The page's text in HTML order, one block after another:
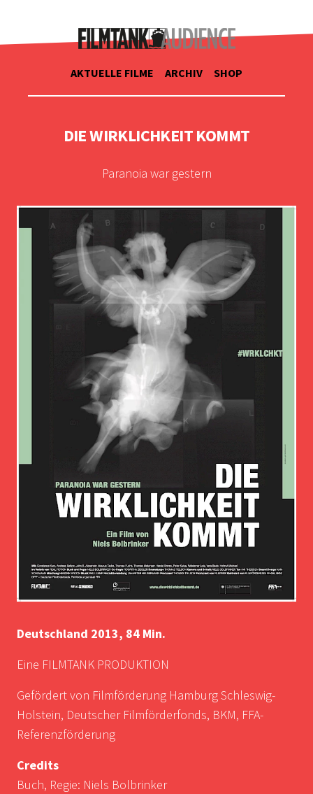
AKTUELLE FILME ARCHIV SHOP
DIE WIRKLICHKEIT KOMMT
Paranoia war gestern
Deutschland 2013, 84 Min.
Eine FILMTANK PRODUKTION
Gefördert von Filmförderung Hamburg Schleswig-
Holstein, Deutscher Filmförderfonds, BKM, FFA-
Referenzförderung
Credits
Buch, Regie: Niels Bolbrinker